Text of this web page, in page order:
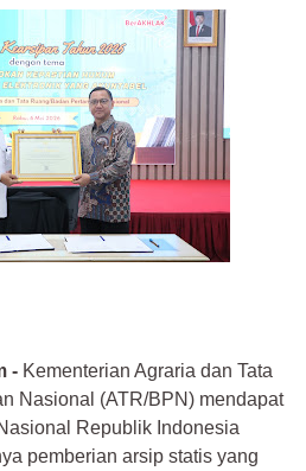
- Kementerian Agraria dan Tata
Nasional (ATR/BPN) mendapat
Republik Indonesia
pemberian arsip statis yang